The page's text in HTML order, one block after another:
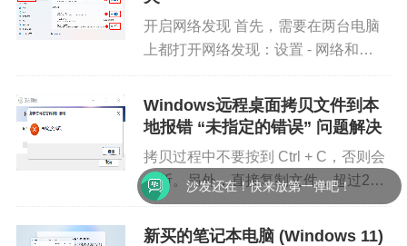
开启网络发现 首先，需要在两台电脑
上都打开网络发现：设置 - 网络和
Internet - 高级网络设置 - 高级共享设置
当前配...
Windows远程桌面拷贝文件到本
地报错 “未指定的错误” 问题解决
拷贝过程中不要按到 Ctrl + C，否则会
中断。另外，直接复制文件，超过2G
也是会失败的。从Windows服务器拷
贝文件到本地失败截图：...
新买的笔记本电脑 (Windows 11)
沙发还在！快来放第一弹吧！